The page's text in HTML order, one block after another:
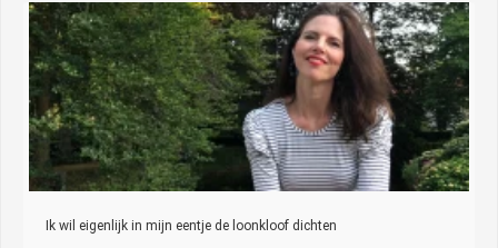
Ik wil eigenlijk in mijn eentje de loonkloof dichten